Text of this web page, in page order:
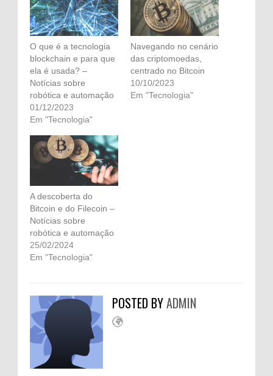
O que é a tecnologia
blockchain e para que
ela é usada? –
Notícias sobre
robótica e automação
01/12/2023
Em "Tecnologia"
Navegando no cenário
das criptomoedas,
centrado no Bitcoin
10/10/2023
Em "Tecnologia"
A descoberta do
Bitcoin e do Filecoin –
Notícias sobre
robótica e automação
25/02/2024
Em "Tecnologia"
POSTED BYADMIN